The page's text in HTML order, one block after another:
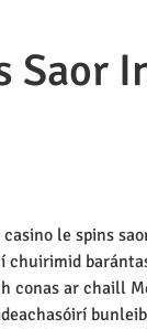
Saor
le spins
chuirimid
ar chaill